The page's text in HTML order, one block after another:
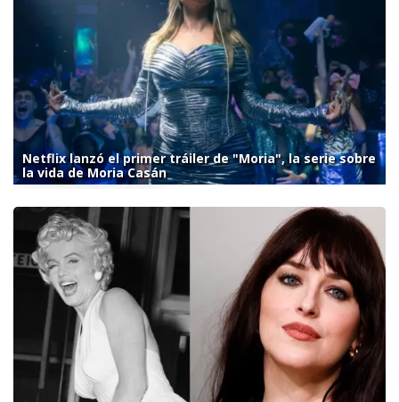
Netflix lanzó el primer tráiler de "Moria", la serie sobre
la vida de Moria Casán